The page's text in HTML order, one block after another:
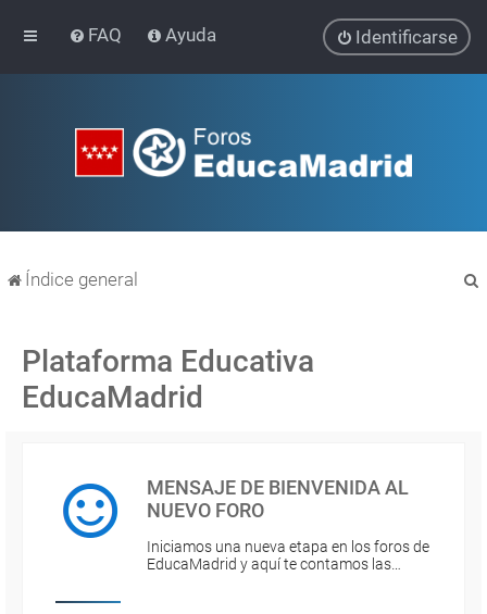
FAQ Ayuda Identificarse
Índice general
Plataforma Educativa
EducaMadrid
MENSAJE DE BIENVENIDA AL
NUEVO FORO
Iniciamos una nueva etapa en los foros de
EducaMadrid y aquí te contamos las…